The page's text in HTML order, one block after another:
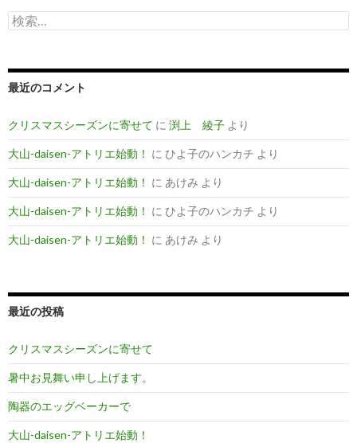
検
索
最近のコメント
クリスマスシーズンに寄せて に 渕上 綾子 より
大山-daisen-アトリエ始動！ に ひよ子のハンカチ より
大山-daisen-アトリエ始動！ に あけみ より
大山-daisen-アトリエ始動！ に ひよ子のハンカチ より
大山-daisen-アトリエ始動！ に あけみ より
最近の投稿
クリスマスシーズンに寄せて
暑中お見舞い申し上げます。
陶器のエッグベーカーで
大山-daisen-アトリエ始動！